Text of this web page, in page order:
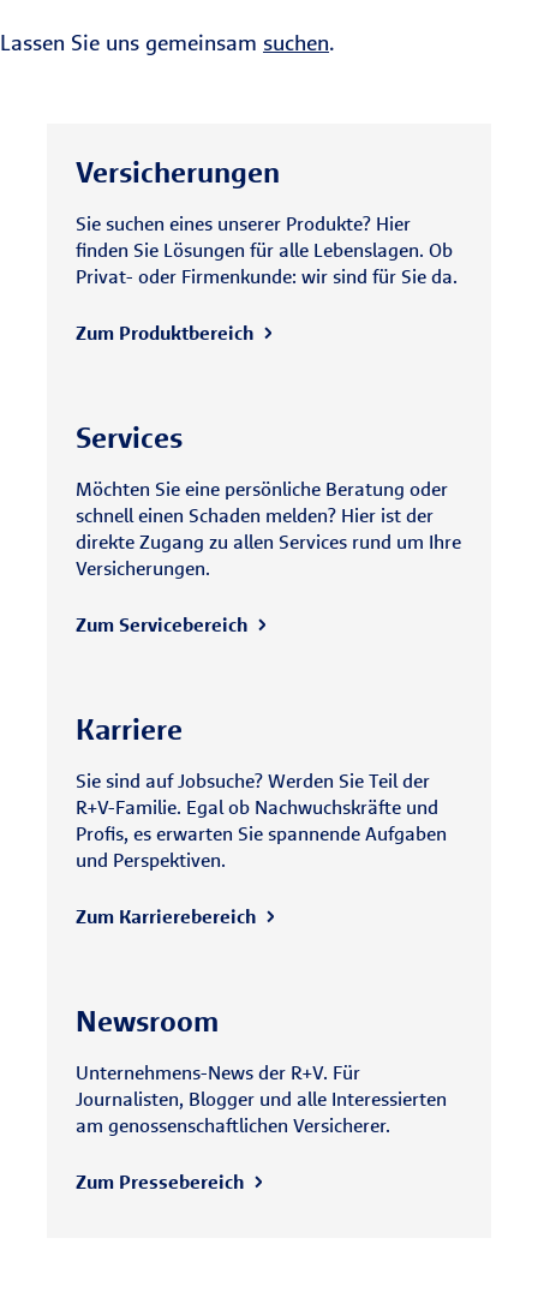
Lassen Sie uns gemeinsam suchen.
Versicherungen
Sie suchen eines unserer Produkte? Hier
finden Sie Lösungen für alle Lebenslagen. Ob
Privat- oder Firmenkunde: wir sind für Sie da.
Zum Produktbereich
Services
Möchten Sie eine persönliche Beratung oder
schnell einen Schaden melden? Hier ist der
direkte Zugang zu allen Services rund um Ihre
Versicherungen.
Zum Servicebereich
Karriere
Sie sind auf Jobsuche? Werden Sie Teil der
R+V-Familie. Egal ob Nachwuchskräfte und
Profis, es erwarten Sie spannende Aufgaben
und Perspektiven.
Zum Karrierebereich
Newsroom
Unternehmens-News der R+V. Für
Journalisten, Blogger und alle Interessierten
am genossenschaftlichen Versicherer.
Zum Pressebereich